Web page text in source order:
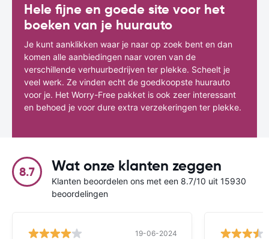
Hele fijne en goede site voor het
boeken van je huurauto
Je kunt aanklikken waar je naar op zoek bent en dan
komen alle aanbiedingen naar voren van de
verschillende verhuurbedrijven ter plekke. Scheelt je
veel werk. Ze vinden echt de goedkoopste huurauto
voor je. Het Worry-Free pakket is ook zeer interessant
en behoed je voor dure extra verzekeringen ter plekke.
8.7 Wat onze klanten zeggen
Klanten beoordelen ons met een 8.7/10 uit 15930
beoordelingen
19-06-2024